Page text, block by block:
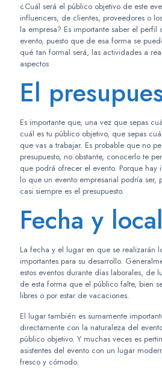
¿Cuál será el público objetivo de este
influencers, de clientes, proveedores o
la empresa? Es importante saber el
evento, puesto que de esa forma se
qué tan formal será, las actividades a
aspectos
El
Es importante que, una vez que sepas
cuál es tu público objetivo, que sepas
que vas a trabajar. Es probable que no
presupuesto, no obstante, conocerlo te
que podrá ofrecer el evento. Porque hay
lo que un evento empresarial podría ser,
casi siempre es el presupuesto.
Fecha y
La fecha y el lugar en que se realizarán
importantes para su desarrollo.
estos eventos durante días laborales, de
de esta forma que el público falte, bien
libres o por estar de vacaciones.
El lugar también es sumamente
directamente con la naturaleza del
público objetivo. Y muchas veces es
asistentes del evento con un lugar
fresco y cómodo.